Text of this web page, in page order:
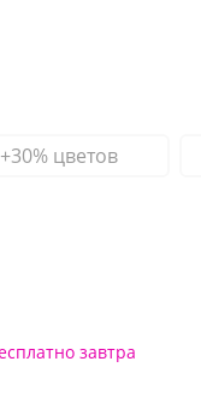
+30% цветов
завтра